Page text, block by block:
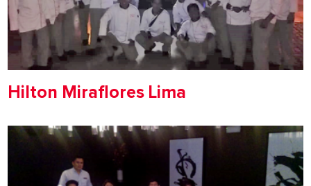
Hilton Miraflores Lima